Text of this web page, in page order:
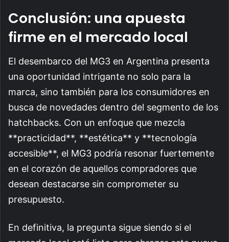
Conclusión: una apuesta
firme en el mercado local
El desembarco del MG3 en Argentina presenta
una oportunidad intrigante no solo para la
marca, sino también para los consumidores en
busca de novedades dentro del segmento de los
hatchbacks. Con un enfoque que mezcla
**practicidad**, **estética** y **tecnología
accesible**, el MG3 podría resonar fuertemente
en el corazón de aquellos compradores que
desean destacarse sin comprometer su
presupuesto.
En definitiva, la pregunta sigue siendo si el